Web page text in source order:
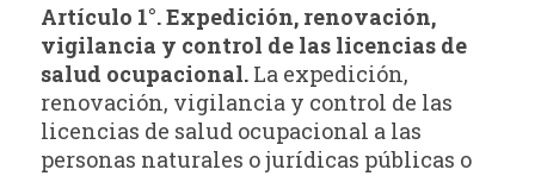
Artículo 1°. Expedición, renovación,
vigilancia y control de las licencias de
salud ocupacional. La expedición,
renovación, vigilancia y control de las
licencias de salud ocupacional a las
personas naturales o jurídicas públicas o